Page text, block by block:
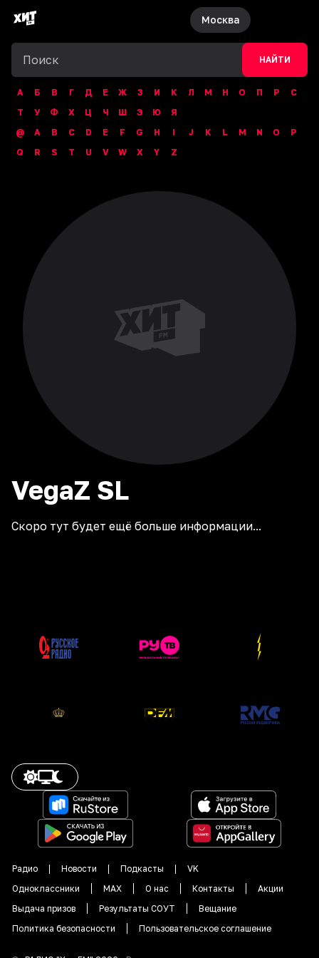
Москва
НАЙТИ
А Б В Г Д Е Ж З И К Л М Н О П Р
С
Т
У Ф Х Ц Ч Ш Э Ю
Я
@
A B C D E F G H I J K L M N O
P
Q
R S T U V W X Y Z
VegaZ SL
Скоро тут будет ещё больше информации...
Радио Новости Подкасты
VK
Одноклассники
MAX О нас Контакты
Акции
Выдача призов
Результаты СОУТ
Вещание
Политика безопасности
Пользовательское соглашение